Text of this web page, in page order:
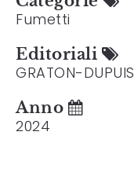
Fumetti
Editoriali
GRATON-DUPUIS
Anno
2024